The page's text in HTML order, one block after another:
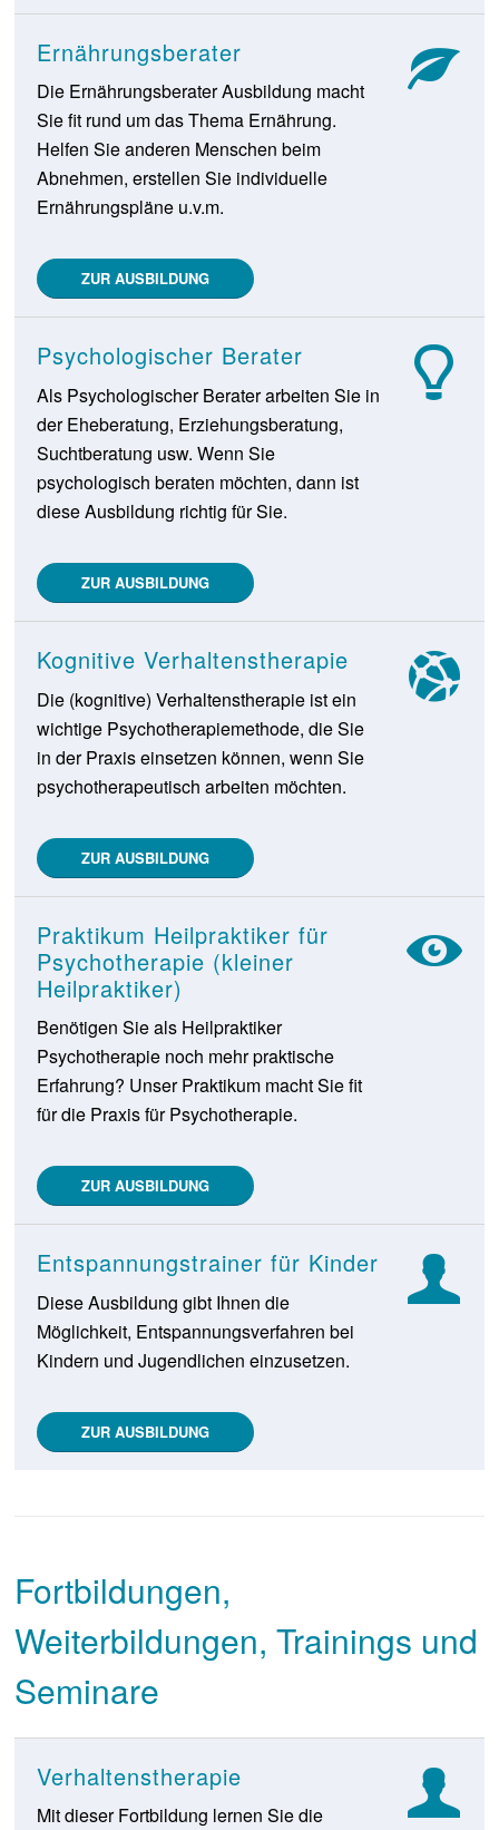
Ernährungsberater
Die Ernährungsberater Ausbildung macht
Sie fit rund um das Thema Ernährung.
Helfen Sie anderen Menschen beim
Abnehmen, erstellen Sie individuelle
Ernährungspläne u.v.m.
ZUR AUSBILDUNG
Psychologischer Berater
Als Psychologischer Berater arbeiten Sie in
der Eheberatung, Erziehungsberatung,
Suchtberatung usw. Wenn Sie
psychologisch beraten möchten, dann ist
diese Ausbildung richtig für Sie.
ZUR AUSBILDUNG
Kognitive Verhaltenstherapie
Die (kognitive) Verhaltenstherapie ist ein
wichtige Psychotherapiemethode, die Sie
in der Praxis einsetzen können, wenn Sie
psychotherapeutisch arbeiten möchten.
ZUR AUSBILDUNG
Praktikum Heilpraktiker für
Psychotherapie (kleiner
Heilpraktiker)
Benötigen Sie als Heilpraktiker
Psychotherapie noch mehr praktische
Erfahrung? Unser Praktikum macht Sie fit
für die Praxis für Psychotherapie.
ZUR AUSBILDUNG
Entspannungstrainer für Kinder
Diese Ausbildung gibt Ihnen die
Möglichkeit, Entspannungsverfahren bei
Kindern und Jugendlichen einzusetzen.
ZUR AUSBILDUNG
Fortbildungen,
Weiterbildungen, Trainings und
Seminare
Verhaltenstherapie
Mit dieser Fortbildung lernen Sie die